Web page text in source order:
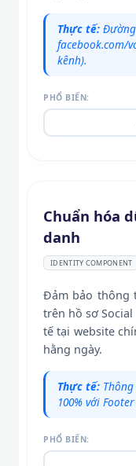
Thực tế:
facebook.com/
kênh).
PHỔ BIẾN:
Chuẩn hóa
danh
IDENTITY COMPONENT
Đảm bảo thông
trên hồ sơ
tế tại website
hằng ngày.
Thực tế:
100% với
PHỔ BIẾN: